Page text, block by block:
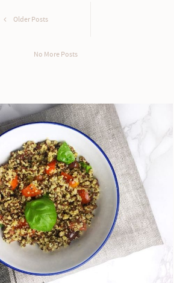
Older Posts
No More Posts